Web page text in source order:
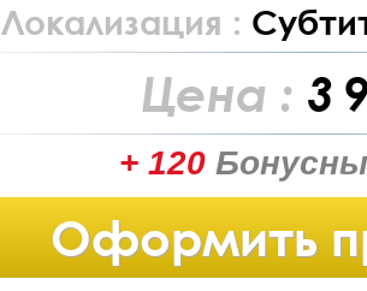
Локализация :
Цена : 3
+ 120
Оформить